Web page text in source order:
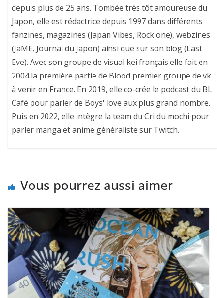
depuis plus de 25 ans. Tombée très tôt amoureuse du
Japon, elle est rédactrice depuis 1997 dans différents
fanzines, magazines (Japan Vibes, Rock one), webzines
(JaME, Journal du Japon) ainsi que sur son blog (Last
Eve). Avec son groupe de visual kei français elle fait en
2004 la première partie de Blood premier groupe de vk
à venir en France. En 2019, elle co-crée le podcast du BL
Café pour parler de Boys' love aux plus grand nombre.
Puis en 2022, elle intègre la team du Cri du mochi pour
parler manga et anime généraliste sur Twitch.
Vous pourrez aussi aimer